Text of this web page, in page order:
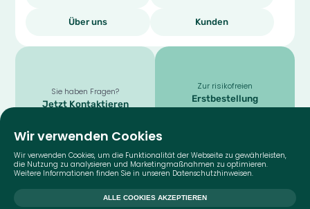
Über uns Kunden
Sie haben Fragen?
Jetzt Kontaktieren
Zur risikofreien
Erstbestellung
für TierärztInnen
Zurück an den Anfang der Seite
Wir verwenden Cookies
Wir verwenden Cookies, um die Funktionalität der Webseite zu gewährleisten,
die Nutzung zu analysieren und Marketingmaßnahmen zu optimieren.
Weitere Informationen finden Sie in unseren Datenschutzhinweisen.
ALLE COOKIES AKZEPTIEREN